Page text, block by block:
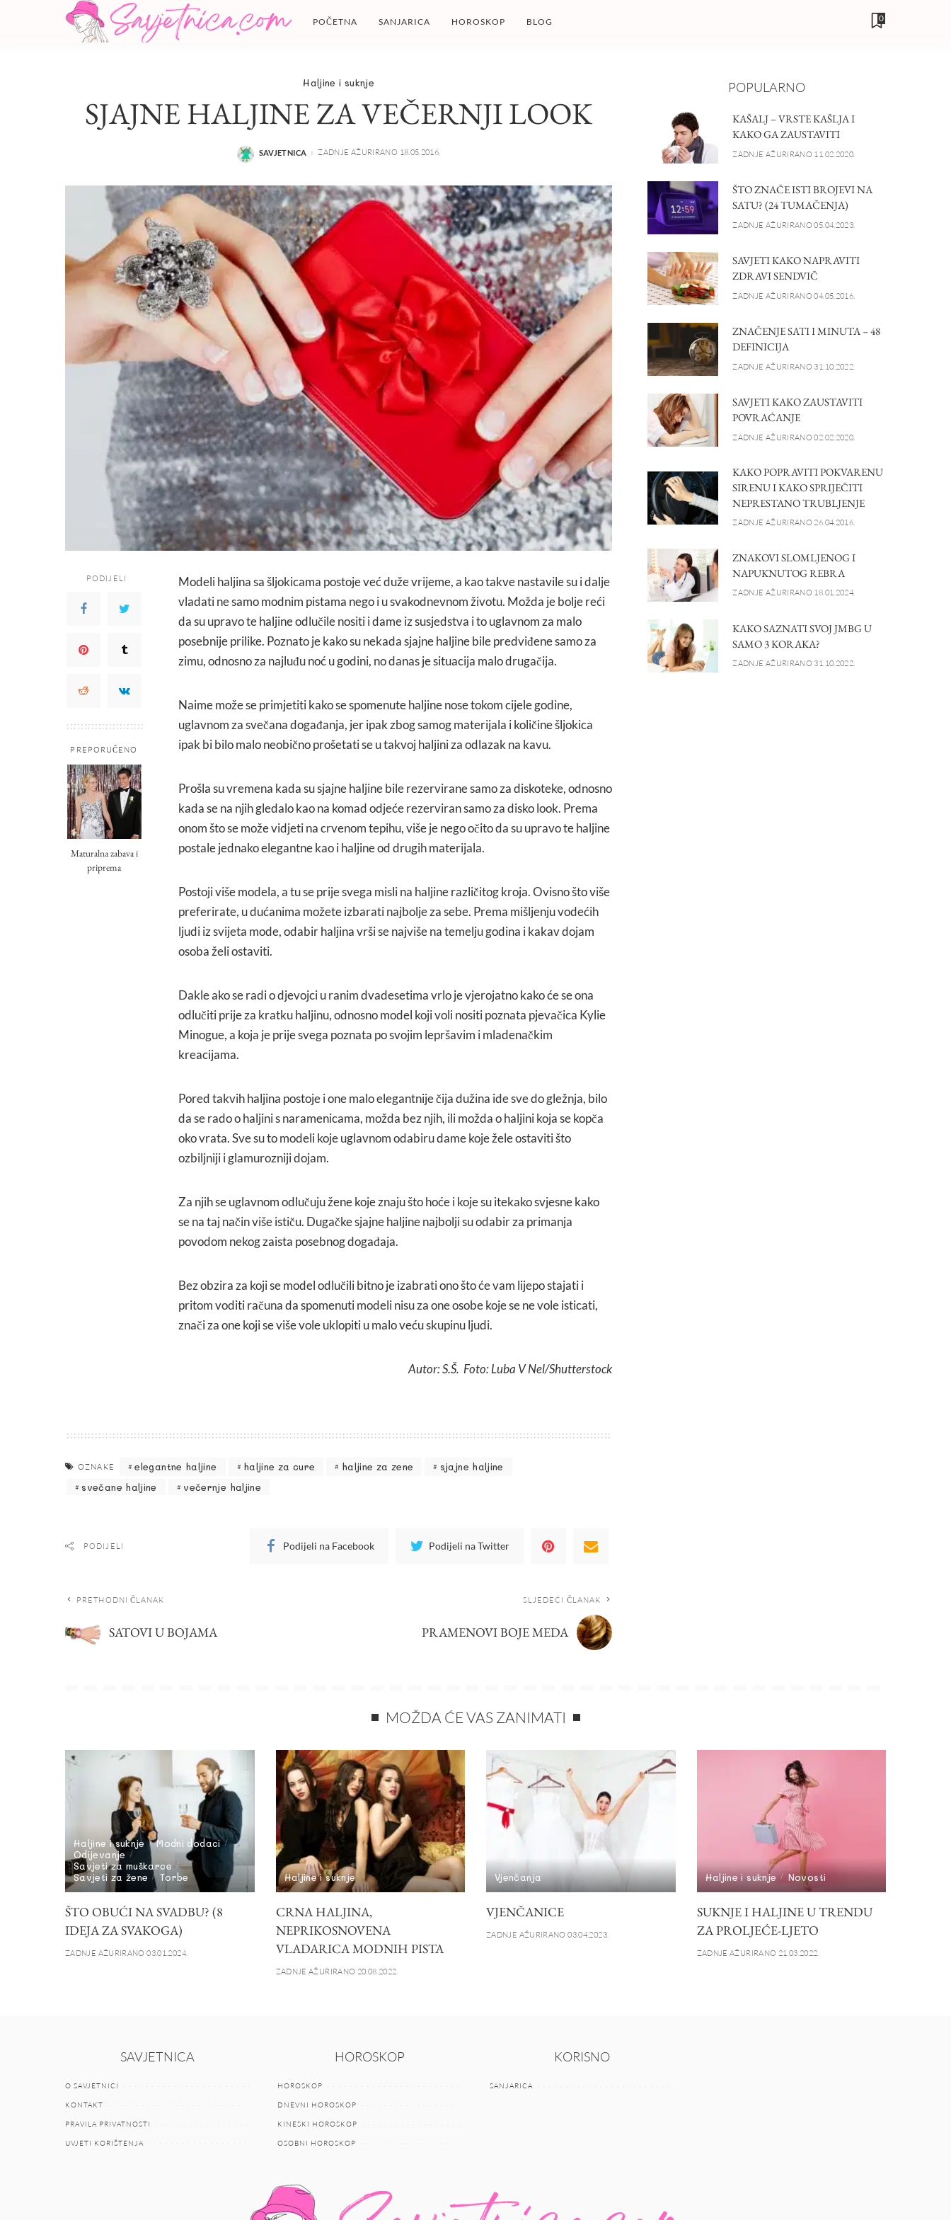
POČETNA SANJARICA HOROSKOP BLOG 0
Haljine i suknje
SJAJNE HALJINE ZA VEČERNJI LOOK
POSTED
SAVJETNICA ZADNJE AŽURIRANO 18.05.2016.
PODIJELI
PREPORUČENO
Maturalna zabava i
priprema
Modeli haljina sa šljokicama postoje već duže vrijeme, a kao takve nastavile su i dalje
vladati ne samo modnim pistama nego i u svakodnevnom životu. Možda je bolje reći
da su upravo te haljine odlučile nositi i dame iz susjedstva i to uglavnom za malo
posebnije prilike. Poznato je kako su nekada sjajne haljine bile predviđene samo za
zimu, odnosno za najluđu noć u godini, no danas je situacija malo drugačija.
Naime može se primjetiti kako se spomenute haljine nose tokom cijele godine,
uglavnom za svečana događanja, jer ipak zbog samog materijala i količine šljokica
ipak bi bilo malo neobično prošetati se u takvoj haljini za odlazak na kavu.
Prošla su vremena kada su sjajne haljine bile rezervirane samo za diskoteke, odnosno
kada se na njih gledalo kao na komad odjeće rezerviran samo za disko look. Prema
onom što se može vidjeti na crvenom tepihu, više je nego očito da su upravo te haljine
postale jednako elegantne kao i haljine od drugih materijala.
Postoji više modela, a tu se prije svega misli na haljine različitog kroja. Ovisno što više
preferirate, u dućanima možete izbarati najbolje za sebe. Prema mišljenju vodećih
ljudi iz svijeta mode, odabir haljina vrši se najviše na temelju godina i kakav dojam
osoba želi ostaviti.
Dakle ako se radi o djevojci u ranim dvadesetima vrlo je vjerojatno kako će se ona
odlučiti prije za kratku haljinu, odnosno model koji voli nositi poznata pjevačica Kylie
Minogue, a koja je prije svega poznata po svojim lepršavim i mladenačkim
kreacijama.
Pored takvih haljina postoje i one malo elegantnije čija dužina ide sve do gležnja, bilo
da se rado o haljini s naramenicama, možda bez njih, ili možda o haljini koja se kopča
oko vrata. Sve su to modeli koje uglavnom odabiru dame koje žele ostaviti što
ozbiljniji i glamurozniji dojam.
Za njih se uglavnom odlučuju žene koje znaju što hoće i koje su itekako svjesne kako
se na taj način više ističu. Dugačke sjajne haljine najbolji su odabir za primanja
povodom nekog zaista posebnog događaja.
Bez obzira za koji se model odlučili bitno je izabrati ono što će vam lijepo stajati i
pritom voditi računa da spomenuti modeli nisu za one osobe koje se ne vole isticati,
znači za one koji se više vole uklopiti u malo veću skupinu ljudi.
Autor: S.Š. Foto: Luba V Nel/Shutterstock
OZNAKE elegantne haljine haljine za cure haljine za zene
sjajne haljine
svečane haljine
večernje haljine
PODIJELI Podijeli na Facebook Podijeli na Twitter
PRETHODNI ČLANAK
SATOVI U BOJAMA
SLJEDEĆI ČLANAK
PRAMENOVI BOJE MEDA
POPULARNO
KAŠALJ – VRSTE KAŠLJA I
KAKO GA ZAUSTAVITI
ZADNJE AŽURIRANO 11.02.2020.
ŠTO ZNAČE ISTI BROJEVI NA
SATU? (24 TUMAČENJA)
ZADNJE AŽURIRANO 05.04.2023.
SAVJETI KAKO NAPRAVITI
ZDRAVI SENDVIČ
ZADNJE AŽURIRANO 04.05.2016.
ZNAČENJE SATI I MINUTA – 48
DEFINICIJA
ZADNJE AŽURIRANO 31.10.2022.
SAVJETI KAKO ZAUSTAVITI
POVRAĆANJE
ZADNJE AŽURIRANO 02.02.2020.
KAKO POPRAVITI POKVARENU
SIRENU I KAKO SPRIJEČITI
NEPRESTANO TRUBLJENJE
ZADNJE AŽURIRANO 26.04.2016.
ZNAKOVI SLOMLJENOG I
NAPUKNUTOG REBRA
ZADNJE AŽURIRANO 18.01.2024.
KAKO SAZNATI SVOJ JMBG U
SAMO 3 KORAKA?
ZADNJE AŽURIRANO 31.10.2022.
MOŽDA ĆE VAS ZANIMATI
Haljine i suknje
Modni dodaci
Odijevanje
Savjeti za muškarce
Savjeti za žene
Torbe
ŠTO OBUĆI NA SVADBU? (8
IDEJA ZA SVAKOGA)
ZADNJE AŽURIRANO 03.01.2024.
Haljine i suknje
CRNA HALJINA,
NEPRIKOSNOVENA
VLADARICA MODNIH PISTA
ZADNJE AŽURIRANO 20.08.2022.
Vjenčanja
VJENČANICE
ZADNJE AŽURIRANO 03.04.2023.
Haljine i suknje Novosti
SUKNJE I HALJINE U TRENDU
ZA PROLJEĆE-LJETO
ZADNJE AŽURIRANO 21.03.2022.
SAVJETNICA
O SAVJETNICI
KONTAKT
PRAVILA PRIVATNOSTI
UVJETI KORIŠTENJA
HOROSKOP
HOROSKOP
DNEVNI HOROSKOP
KINESKI HOROSKOP
OSOBNI HOROSKOP
KORISNO
SANJARICA